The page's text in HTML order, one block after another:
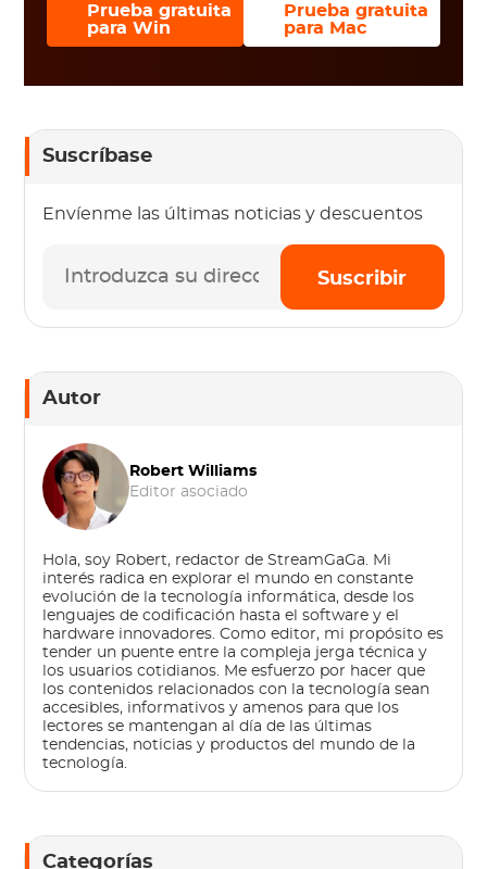
Prueba gratuita
para Win
Prueba gratuita
para Mac
Suscríbase
Envíenme las últimas noticias y descuentos
Suscribir
Autor
Robert Williams
Editor asociado
Hola, soy Robert, redactor de StreamGaGa. Mi
interés radica en explorar el mundo en constante
evolución de la tecnología informática, desde los
lenguajes de codificación hasta el software y el
hardware innovadores. Como editor, mi propósito es
tender un puente entre la compleja jerga técnica y
los usuarios cotidianos. Me esfuerzo por hacer que
los contenidos relacionados con la tecnología sean
accesibles, informativos y amenos para que los
lectores se mantengan al día de las últimas
tendencias, noticias y productos del mundo de la
tecnología.
Categorías